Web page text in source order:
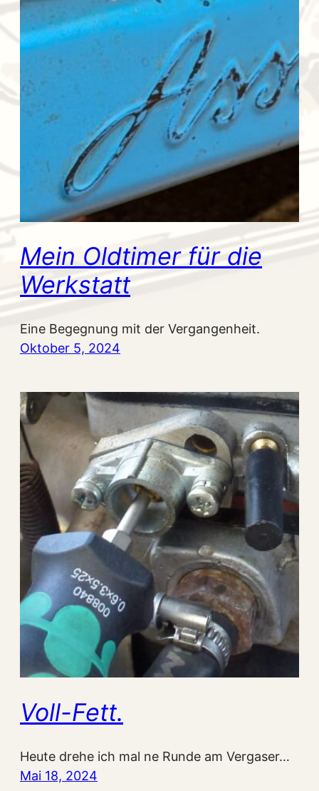
Mein Oldtimer für die
Werkstatt
Eine Begegnung mit der Vergangenheit.
Oktober 5, 2024
Voll-Fett.
Heute drehe ich mal ne Runde am Vergaser…
Mai 18, 2024